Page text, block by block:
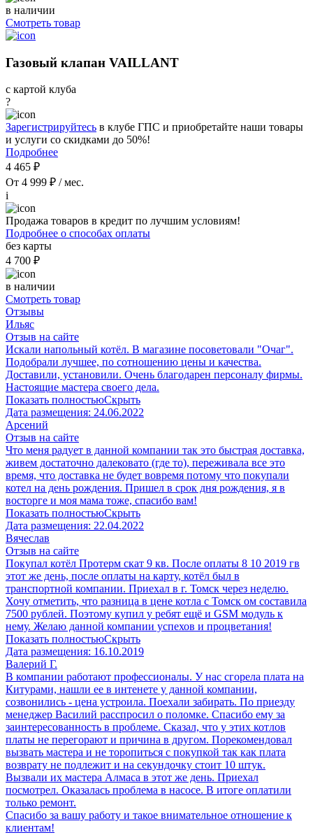
в наличии
Смотреть товар
Газовый клапан VAILLANT
с картой клуба
?
Зарегистрируйтесь в клубе ГПС и приобретайте наши товары
и услуги со скидками до 50%!
Подробнее
4 465 ₽
От 4 999 ₽ / мес.
i
Продажа товаров в кредит по лучшим условиям!
Подробнее о способах оплаты
без карты
4 700 ₽
в наличии
Смотреть товар
Отзывы
Ильяс
Отзыв на сайте
Искали напольный котёл. В магазине посоветовали "Очаг".
Подобрали лучшее, по сотношению цены и качества.
Доставили, установили. Очень благодарен персоналу фирмы.
Настоящие мастера своего дела.
Показать полностьюСкрыть
Дата размещения: 24.06.2022
Арсений
Отзыв на сайте
Что меня радует в данной компании так это быстрая доставка,
живем достаточно далековато (где то), переживала все это
время, что доставка не будет вовремя потому что покупали
котел на день рождения. Пришел в срок дня рождения, я в
восторге и моя мама тоже, спасибо вам!
Показать полностьюСкрыть
Дата размещения: 22.04.2022
Вячеслав
Отзыв на сайте
Покупал котёл Протерм скат 9 кв. После оплаты 8 10 2019 гв
этот же день, после оплаты на карту, котёл был в
транспортной компании. Приехал в г. Томск через неделю.
Хочу отметить, что разница в цене котла с Томск ом составила
7500 рублей. Поэтому купил у ребят ещё и GSM модуль к
нему. Желаю данной компании успехов и процветания!
Показать полностьюСкрыть
Дата размещения: 16.10.2019
Валерий Г.
В компании работают профессионалы. У нас сгорела плата на
Китурами, нашли ее в интенете у данной компании,
созвонились - цена устроила. Поехали забирать. По приезду
менеджер Василий расспросил о поломке. Спасибо ему за
заинтересованность в проблеме. Сказал, что у этих котлов
платы не перегорают и причина в другом. Порекомендовал
вызвать мастера и не торопиться с покупкой так как плата
возврату не подлежит и на секундочку стоит 10 штук.
Вызвали их мастера Алмаса в этот же день. Приехал
посмотрел. Оказалась проблема в насосе. В итоге оплатили
только ремонт.
Спасибо за вашу работу и такое внимательное отношение к
клиентам!